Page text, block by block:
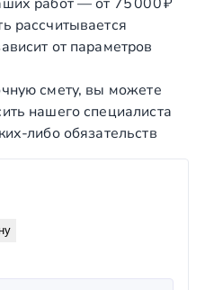
рассчитывается
от параметров
смету, вы можете
нашего специалиста
обязательств